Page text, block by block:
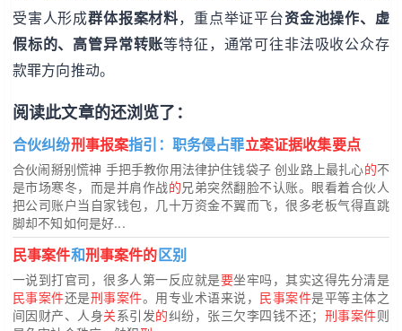
受害人形成群体报案材料，重点举证平台资金池操作、虚
假标的、高管异常转账等特征，通常可往非法吸收公众存
款罪方向推动。
阅读此文章的还浏览了：
合伙纠纷刑事报案指引：职务侵占罪立案证据收集要点
合伙闹掰别慌神 手把手教你用法律护住钱袋子 创业路上最扎心的不
是市场寒冬，而是并肩作战的兄弟突然翻脸不认账。眼看着合伙人
把公司账户当自家钱包，几十万资金不翼而飞，很多老板气得直跳
脚却不知如何是好...
民事案件和刑事案件的区别
一说到打官司，很多人第一反应就是要坐牢吗，其实这得先分清是
民事案件还是刑事案件。用专业术语来说， 民事案件是平等主体之
间因财产、人身关系引发的纠纷，张三欠李四钱不还； 刑事案件则